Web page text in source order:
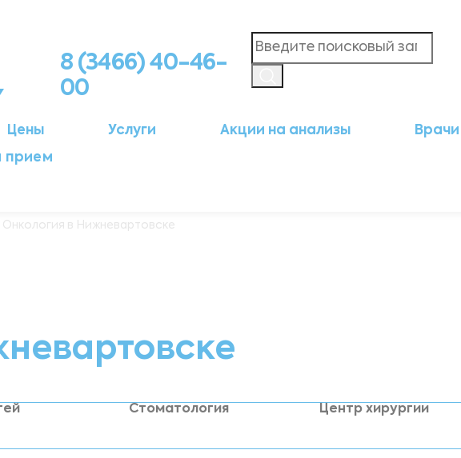
8 (3466) 40-46-
00
Цены Услуги Акции на анализы Врачи
прием
Онкология в Нижневартовске
Стоматология Центр хирургии